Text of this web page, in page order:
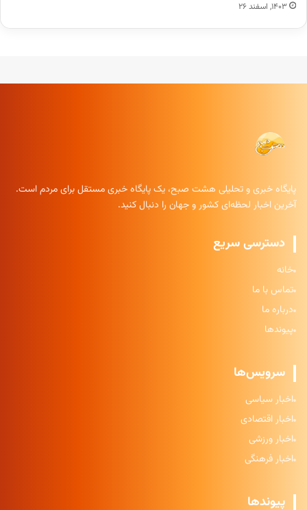
۱۴۰۳, اسفند ۲۶
پایگاه خبری و تحلیلی هشت صبح، یک پایگاه خبری مستقل برای مردم است.
آخرین اخبار لحظه‌ای کشور و جهان را دنبال کنید.
دسترسی سریع
خانه
تماس با ما
درباره ما
پیوندها
سرویس‌ها
اخبار سیاسی
اخبار اقتصادی
اخبار ورزشی
اخبار فرهنگی
پیوندها